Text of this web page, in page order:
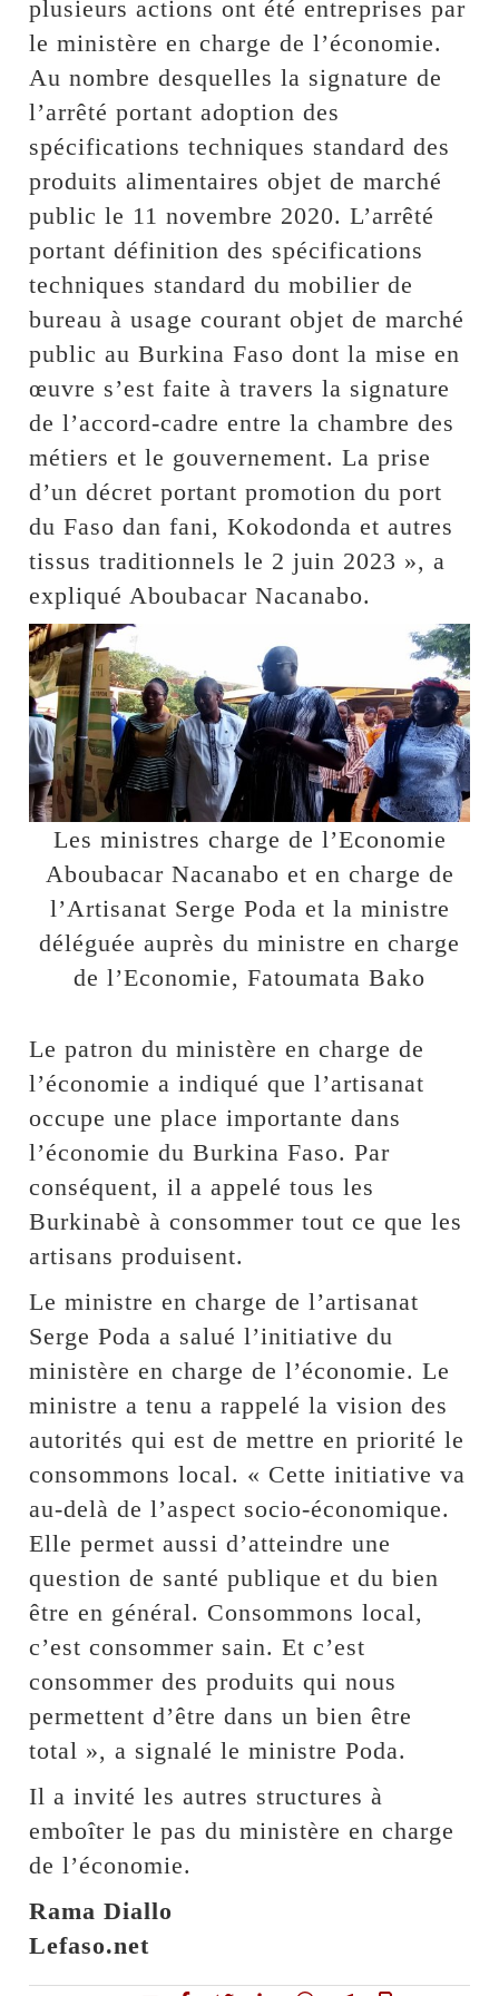
plusieurs actions ont été entreprises par
le ministère en charge de l’économie.
Au nombre desquelles la signature de
l’arrêté portant adoption des
spécifications techniques standard des
produits alimentaires objet de marché
public le 11 novembre 2020. L’arrêté
portant définition des spécifications
techniques standard du mobilier de
bureau à usage courant objet de marché
public au Burkina Faso dont la mise en
œuvre s’est faite à travers la signature
de l’accord-cadre entre la chambre des
métiers et le gouvernement. La prise
d’un décret portant promotion du port
du Faso dan fani, Kokodonda et autres
tissus traditionnels le 2 juin 2023 », a
expliqué Aboubacar Nacanabo.
Les ministres charge de l’Economie
Aboubacar Nacanabo et en charge de
l’Artisanat Serge Poda et la ministre
déléguée auprès du ministre en charge
de l’Economie, Fatoumata Bako
Le patron du ministère en charge de
l’économie a indiqué que l’artisanat
occupe une place importante dans
l’économie du Burkina Faso. Par
conséquent, il a appelé tous les
Burkinabè à consommer tout ce que les
artisans produisent.
Le ministre en charge de l’artisanat
Serge Poda a salué l’initiative du
ministère en charge de l’économie. Le
ministre a tenu a rappelé la vision des
autorités qui est de mettre en priorité le
consommons local. « Cette initiative va
au-delà de l’aspect socio-économique.
Elle permet aussi d’atteindre une
question de santé publique et du bien
être en général. Consommons local,
c’est consommer sain. Et c’est
consommer des produits qui nous
permettent d’être dans un bien être
total », a signalé le ministre Poda.
Il a invité les autres structures à
emboîter le pas du ministère en charge
de l’économie.
Rama Diallo
Lefaso.net